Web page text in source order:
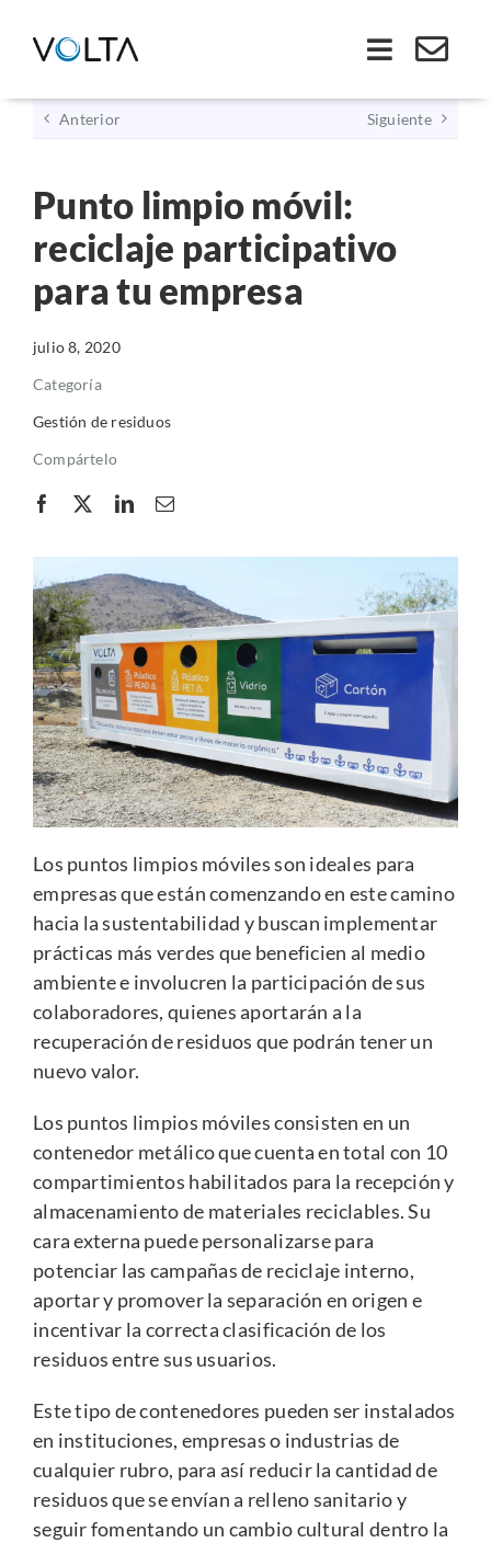
Toggle
Inicio
Somos VOLTA
Soluciones
Ley REP
Productos
Anterior Siguiente
Punto limpio móvil:
reciclaje participativo
para tu empresa
julio 8, 2020
Categoría
Gestión de residuos
Compártelo
Los puntos limpios móviles son ideales para
empresas que están comenzando en este camino
hacia la sustentabilidad y buscan implementar
prácticas más verdes que beneficien al medio
ambiente e involucren la participación de sus
colaboradores, quienes aportarán a la
recuperación de residuos que podrán tener un
nuevo valor.
Los puntos limpios móviles consisten en un
contenedor metálico que cuenta en total con 10
compartimientos habilitados para la recepción y
almacenamiento de materiales reciclables. Su
cara externa puede personalizarse para
potenciar las campañas de reciclaje interno,
aportar y promover la separación en origen e
incentivar la correcta clasificación de los
residuos entre sus usuarios.
Este tipo de contenedores pueden ser instalados
en instituciones, empresas o industrias de
cualquier rubro, para así reducir la cantidad de
residuos que se envían a relleno sanitario y
seguir fomentando un cambio cultural dentro la